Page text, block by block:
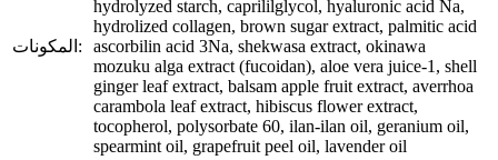
المكونات:
hydrolyzed starch, caprililglycol, hyaluronic acid Na,
hydrolized collagen, brown sugar extract, palmitic acid
ascorbilin acid 3Na, shekwasa extract, okinawa
mozuku alga extract (fucoidan), aloe vera juice-1, shell
ginger leaf extract, balsam apple fruit extract, averrhoa
carambola leaf extract, hibiscus flower extract,
tocopherol, polysorbate 60, ilan-ilan oil, geranium oil,
spearmint oil, grapefruit peel oil, lavender oil